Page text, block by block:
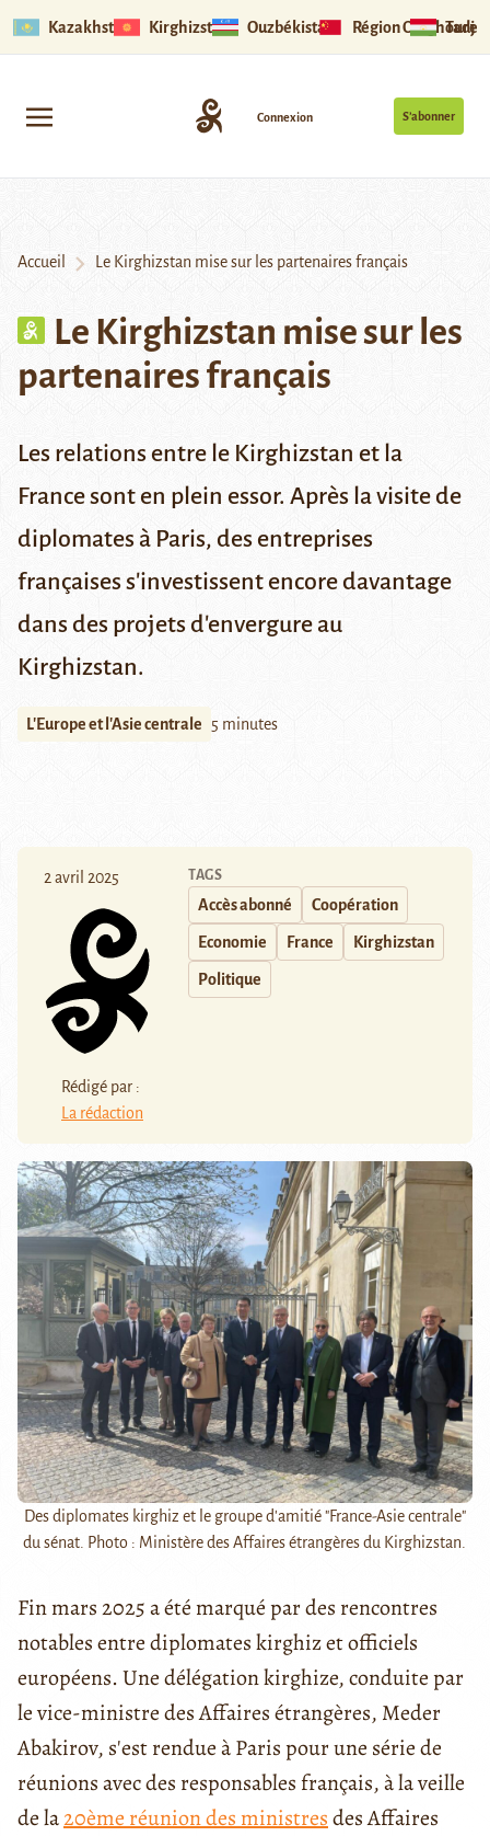
Kazakhstan Kirghizstan Ouzbékistan Région Ouïghoure
S’abonner
Connexion
Accueil Le Kirghizstan mise sur les partenaires français
Le Kirghizstan mise sur les
partenaires français
Les relations entre le Kirghizstan et la
France sont en plein essor. Après la visite de
diplomates à Paris, des entreprises
françaises s'investissent encore davantage
dans des projets d'envergure au
Kirghizstan.
L'Europe et l'Asie centrale 5 minutes
2 avril 2025
Rédigé par :
La rédaction
TAGS
Accès abonné Coopération
Economie France Kirghizstan
Politique
Des diplomates kirghiz et le groupe d'amitié "France-Asie centrale"
du sénat. Photo : Ministère des Affaires étrangères du Kirghizstan.
Fin mars 2025 a été marqué par des rencontres
notables entre diplomates kirghiz et officiels
européens. Une délégation kirghize, conduite par
le vice-ministre des Affaires étrangères, Meder
Abakirov, s'est rendue à Paris pour une série de
réunions avec des responsables français, à la veille
de la20ème réunion des ministresdes Affaires